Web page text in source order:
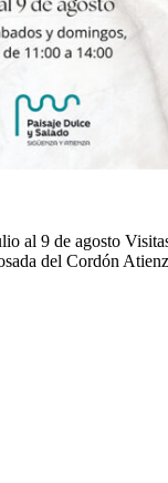
al 9 de agosto
del Cordón